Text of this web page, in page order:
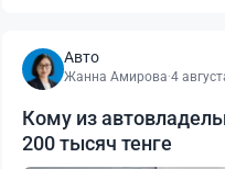
Авто
Жанна Амирова·4
Кому из
200 тысяч тенге